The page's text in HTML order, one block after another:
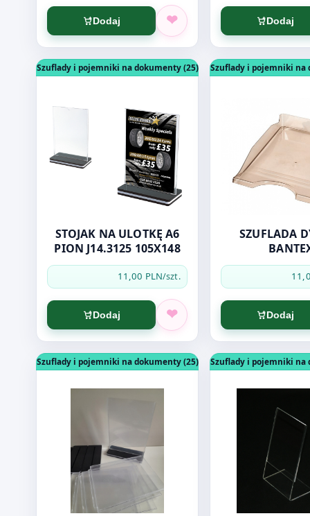
Dodaj Dodaj
Otwórz produkt: STOJAK NA ULOTKĘ A6 PION
Szuflady i pojemniki na dokumenty (25)
STOJAK NA ULOTKĘ A6
PION J14.3125 105X148
11,00 PLN/szt.
Dodaj
Otwórz produkt:
Szuflady i pojemniki na
SZUFLADA DYMNA
Dodaj
Otwórz produkt: STOJAK NA ULOTKĘ A5 PION
Szuflady i pojemniki na dokumenty (25) Otwórz produkt:
Szuflady i pojemniki na